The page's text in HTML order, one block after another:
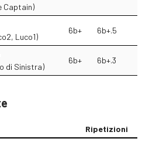
Captain)
Luco1)
6b+ 6b+.5
di Sinistra)
6b+ 6b+.3
Ripetizioni